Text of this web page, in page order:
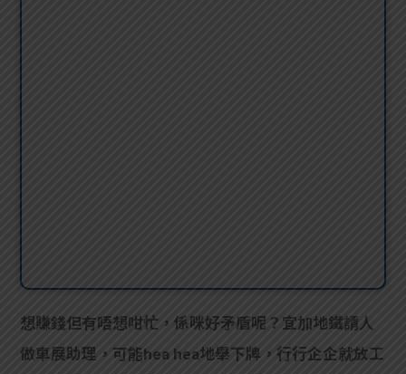
想賺錢但有唔想咁忙，係咪好矛盾呢？宜加地鐵請人
做車展助理，可能hea hea地舉下牌，行行企企就放工